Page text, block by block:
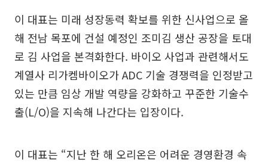
이 대표는 미래 성장동력 확보를 위한 신사업으로 올
해 전남 목포에 건설 예정인 조미김 생산 공장을 토대
로 김 사업을 본격화한다. 바이오 사업과 관련해서도
계열사 리가켐바이오가 ADC 기술 경쟁력을 인정받고
있는 만큼 임상 개발 역량을 강화하고 꾸준한 기술수
출(L/O)을 지속해 나간다는 입장이다.
이 대표는 “지난 한 해 오리온은 어려운 경영환경 속